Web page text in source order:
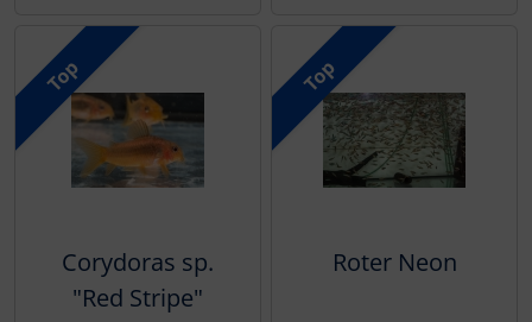
Top
Corydoras sp.
"Red Stripe"
Top
Roter Neon